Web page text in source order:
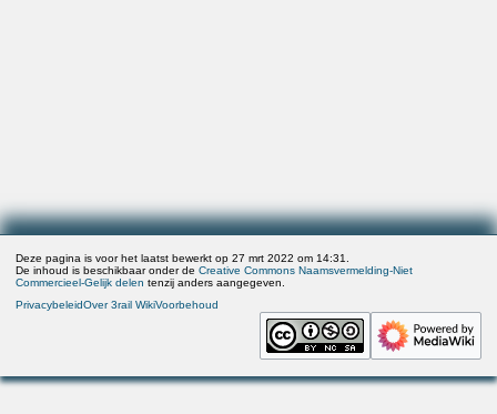
Deze pagina is voor het laatst bewerkt op 27 mrt 2022 om 14:31.
De inhoud is beschikbaar onder deCreative Commons Naamsvermelding-Niet
Commercieel-Gelijk delen tenzij anders aangegeven.
PrivacybeleidOver 3rail WikiVoorbehoud